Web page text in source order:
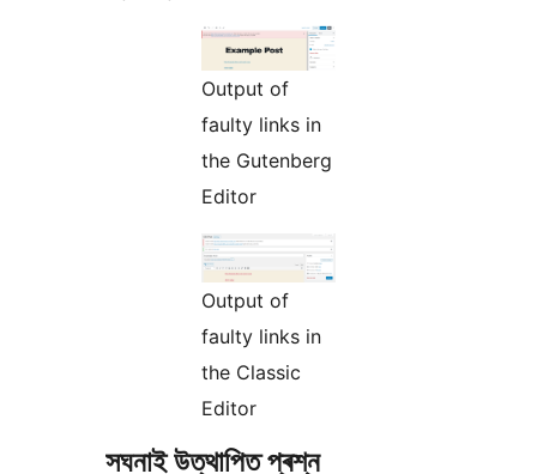
Output of
faulty links in
the Gutenberg
Editor
Output of
faulty links in
the Classic
Editor
সঘনাই উত্থাপিত প্ৰশ্ন